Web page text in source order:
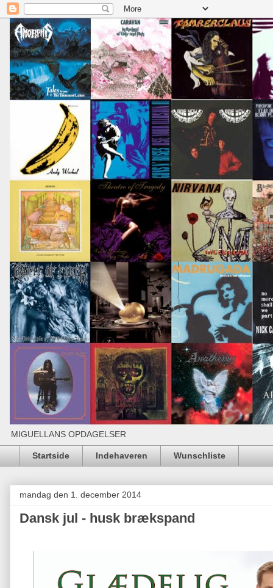
MIGUELLANS OPDAGELSER
Startside Indehaveren Wunschliste
mandag den 1. december 2014
Dansk jul - husk brækspand